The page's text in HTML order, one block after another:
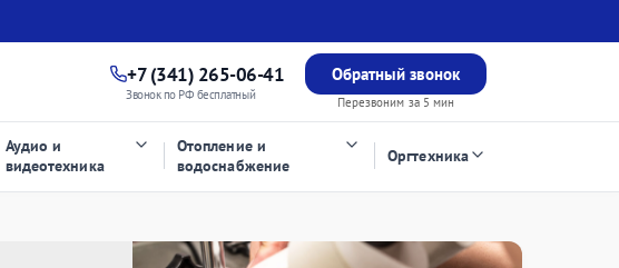
+7 (341) 265-06-41
Звонок по РФ бесплатный
Обратный звонок
Перезвоним за 5 мин
Аудио и
видеотехника
Отопление и
водоснабжение
Оргтехника